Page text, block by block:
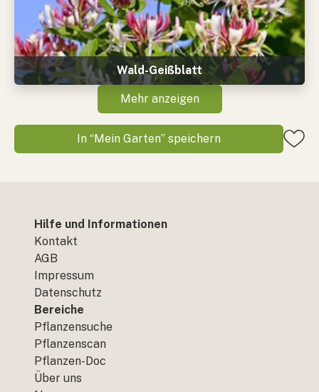
Wald-Geißblatt
Mehr anzeigen
In “Mein Garten” speichern
Hilfe und Informationen
Kontakt
AGB
Impressum
Datenschutz
Bereiche
Pflanzensuche
Pflanzenscan
Pflanzen-Doc
Über uns